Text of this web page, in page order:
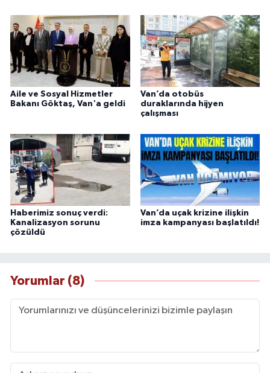
Aile ve Sosyal Hizmetler
Bakanı Göktaş, Van'a geldi
Van’da otobüs
duraklarında hijyen
çalışması
Haberimiz sonuç verdi:
Kanalizasyon sorunu
çözüldü
Van’da uçak krizine ilişkin
imza kampanyası başlatıldı!
Yorumlar (8)